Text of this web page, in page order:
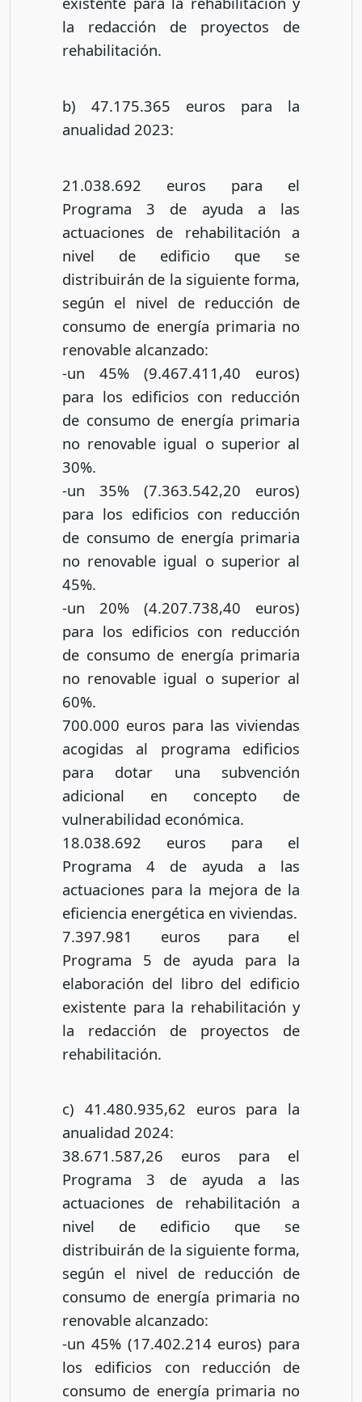
la redacción de proyectos de
rehabilitación.
b) 47.175.365 euros para la
anualidad 2023:
21.038.692 euros para el
Programa 3 de ayuda a las
actuaciones de rehabilitación a
nivel de edificio que se
distribuirán de la siguiente forma,
según el nivel de reducción de
consumo de energía primaria no
renovable alcanzado:
-un 45% (9.467.411,40 euros)
para los edificios con reducción
de consumo de energía primaria
no renovable igual o superior al
30%.
-un 35% (7.363.542,20 euros)
para los edificios con reducción
de consumo de energía primaria
no renovable igual o superior al
45%.
-un 20% (4.207.738,40 euros)
para los edificios con reducción
de consumo de energía primaria
no renovable igual o superior al
60%.
700.000 euros para las viviendas
acogidas al programa edificios
para dotar una subvención
adicional en concepto de
vulnerabilidad económica.
18.038.692 euros para el
Programa 4 de ayuda a las
actuaciones para la mejora de la
eficiencia energética en viviendas.
7.397.981 euros para el
Programa 5 de ayuda para la
elaboración del libro del edificio
existente para la rehabilitación y
la redacción de proyectos de
rehabilitación.
c) 41.480.935,62 euros para la
anualidad 2024:
38.671.587,26 euros para el
Programa 3 de ayuda a las
actuaciones de rehabilitación a
nivel de edificio que se
distribuirán de la siguiente forma,
según el nivel de reducción de
consumo de energía primaria no
renovable alcanzado:
-un 45% (17.402.214 euros) para
los edificios con reducción de
consumo de energía primaria no